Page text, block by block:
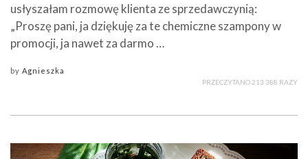
usłyszałam rozmowę klienta ze sprzedawczynią:
„Proszę pani, ja dziękuję za te chemiczne szampony w
promocji, ja nawet za darmo …
by Agnieszka
PRZECZYTANO 213 388 RAZY